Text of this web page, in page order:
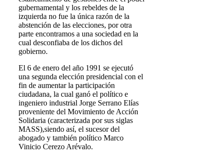
gubernamental y los rebeldes de la
izquierda no fue la única razón de la
abstención de las elecciones, por otra
parte encontramos a una sociedad en la
cual desconfiaba de los dichos del
gobierno.
El 6 de enero del año 1991 se ejecutó
una segunda elección presidencial con el
fin de aumentar la participación
ciudadana, la cual ganó el político e
ingeniero industrial Jorge Serrano Elías
proveniente del Movimiento de Acción
Solidaria (caracterizada por sus siglas
MASS),siendo así, el sucesor del
abogado y también político Marco
Vinicio Cerezo Arévalo.